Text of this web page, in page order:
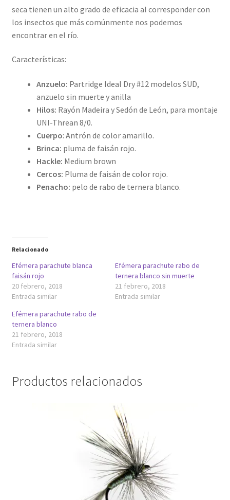
seca tienen un alto grado de eficacia al corresponder con
los insectos que más comúnmente nos podemos
encontrar en el río.
Características:
Anzuelo: Partridge Ideal Dry #12 modelos SUD,
anzuelo sin muerte y anilla
Hilos: Rayón Madeira y Sedón de León, para montaje
UNI-Threan 8/0.
Cuerpo: Antrón de color amarillo.
Brinca: pluma de faisán rojo.
Hackle: Medium brown
Cercos: Pluma de faisán de color rojo.
Penacho: pelo de rabo de ternera blanco.
Relacionado
Efémera parachute blanca
faisán rojo
20 febrero, 2018
Entrada similar
Efémera parachute rabo de
ternera blanco sin muerte
21 febrero, 2018
Entrada similar
Efémera parachute rabo de
ternera blanco
21 febrero, 2018
Entrada similar
Productos relacionados